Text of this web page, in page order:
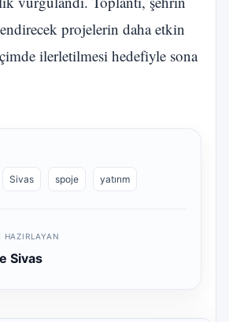
projelerin daha etkin
ilerletilmesi hedefiyle sona
Sivas spoje yatırım
HAZIRLAYAN
Sivas